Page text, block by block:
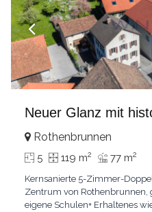
Neuer Glanz mit
Rothenbrunnen
5 119 m2 77 m2
Kernsanierte 5-Zimmer-
Zentrum von Rothenbrunnen,
eigene Schulen+ Erhaltenes